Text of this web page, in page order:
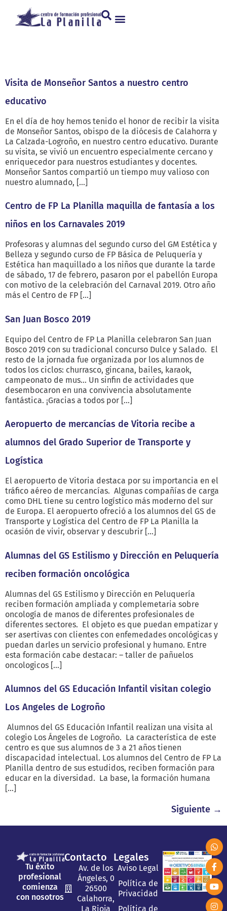
Visita de Monseñor Santos a nuestro centro
educativo
En el día de hoy hemos tenido el honor de recibir la visita
de Monseñor Santos, obispo de la diócesis de Calahorra y
La Calzada-Logroño, en nuestro centro educativo. Durante
su visita, se vivió un encuentro especialmente cercano y
enriquecedor para nuestros estudiantes y docentes.
Monseñor Santos compartió un tiempo muy valioso con
nuestro alumnado, […]
Centro de FP La Planilla maquilla de fantasía a los
niños en los Carnavales 2019
Profesoras y alumnas del segundo curso del GM Estética y
Belleza y segundo curso de FP Básica de Peluquería y
Estética han maquillado a los niños que durante la tarde
de sábado, 17 de febrero, pasaron por el pabellón Europa
con motivo de la celebración del Carnaval 2019. Otro año
más el Centro de FP […]
San Juan Bosco 2019
Equipo del Centro de FP La Planilla celebraron San Juan
Bosco 2019 con su tradicional concurso Dulce y Salado. El
resto de la jornada fue organizada por los alumnos de
todos los ciclos: churrasco, gincana, bailes, karaok,
campeonato de mus… Un sinfin de actividades que
desembocaron en una convivencia absolutamente
fantástica. ¡Gracias a todos por […]
Aeropuerto de mercancías de Vitoria recibe a
alumnos del Grado Superior de Transporte y
Logística
El aeropuerto de Vitoria destaca por su importancia en el
tráfico aéreo de mercancías. Algunas compañías de carga
como DHL tiene su centro logístico más moderno del sur
de Europa. El aeropuerto ofreció a los alumnos del GS de
Transporte y Logística del Centro de FP La Planilla la
ocasión de vivir, observar y descubrir […]
Alumnas del GS Estilismo y Dirección en Peluquería
reciben formación oncológica
Alumnas del GS Estilismo y Dirección en Peluquería
reciben formación ampliada y complemetaria sobre
oncología de manos de diferentes profesionales de
diferentes sectores. El objeto es que puedan empatizar y
ser asertivas con clientes con enfemedades oncológicas y
puedan darles un servicio profesional y humano. Entre
esta formación cabe destacar: – taller de pañuelos
oncologicos […]
Alumnos del GS Educación Infantil visitan colegio
Los Angeles de Logroño
Alumnos del GS Educación Infantil realizan una visita al
colegio Los Ángeles de Logroño. La característica de este
centro es que sus alumnos de 3 a 21 años tienen
discapacidad intelectual. Los alumnos del Centro de FP La
Planilla dentro de sus estudidos, reciben formación para
educar en la diversidad. La base, la formación humana
[…]
Siguiente →
Tu éxito
profesional
comienza
con nosotros
Contacto
Av. de los
Ángeles, 0
26500
Calahorra,
La Rioja
Legales
Aviso Legal
Política de
Privacidad
Política de